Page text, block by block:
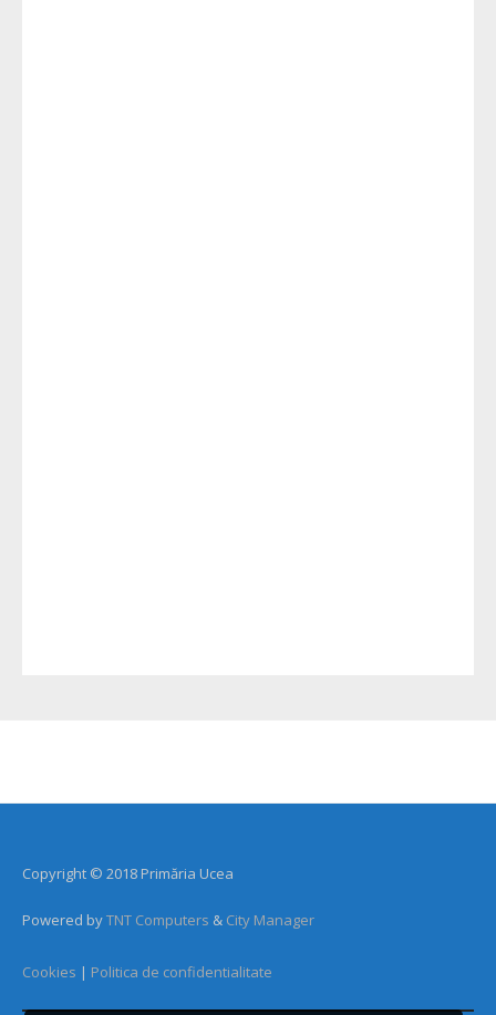
Copyright © 2018 Primăria Ucea
Powered byTNT Computers & City Manager
Cookies | Politica de confidentialitate